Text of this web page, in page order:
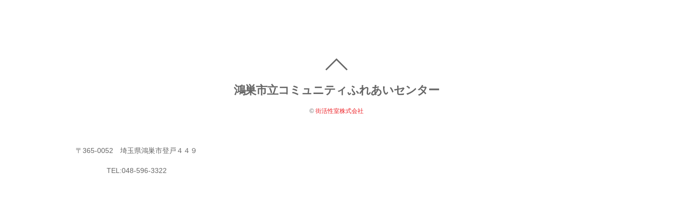
鴻巣市立コミュニティふれあいセンター
© 街活性室株式会社
〒365-0052 埼玉県鴻巣市登戸４４９
TEL:048-596-3322